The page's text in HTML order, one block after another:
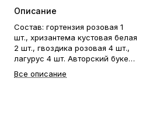
Описание
Состав: гортензия розовая 1
шт., хризантема кустовая белая
2 шт., гвоздика розовая 4 шт.,
лагурус 4 шт. Авторский букет
оригинальный и стильный
Все описание